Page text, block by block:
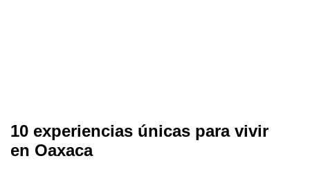
10 experiencias únicas para vivir
en Oaxaca